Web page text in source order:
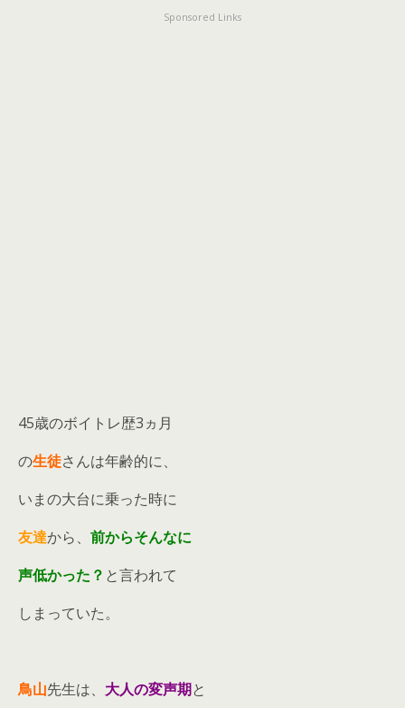
Sponsored Links
45歳のボイトレ歴3ヵ月
の生徒さんは年齢的に、
いまの大台に乗った時に
友達から、 前からそんなに
声低かった？ と言われて
しまっていた。
鳥山先生は、 大人の変声期と